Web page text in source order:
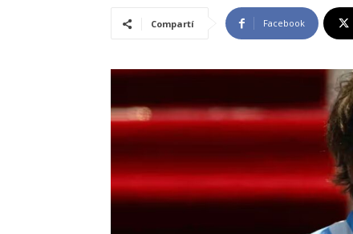
Compartí Facebook